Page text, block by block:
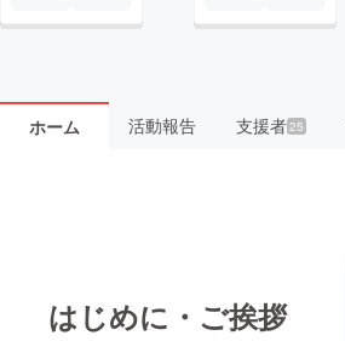
ホーム 活動報告 支援者 25
はじめに・ご挨拶